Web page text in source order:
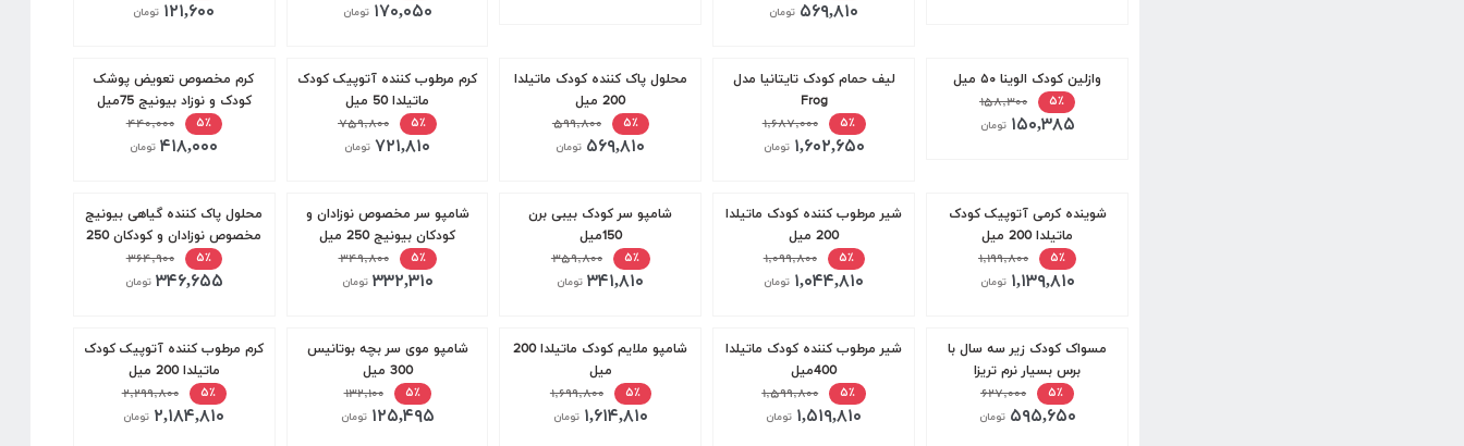
۵۶۹,۸۱۰ تومان ۱۷۰,۰۵۰ تومان ۱۲۱,۶۰۰ تومان
وازلین کودک الوینا ۵۰ میل
۵٪
۱۵۸,۳۰۰
۱۵۰,۳۸۵ تومان
لیف حمام کودک تایتانیا مدل
Frog
۵٪
۱,۶۸۷,۰۰۰
۱,۶۰۲,۶۵۰ تومان
محلول پاک کننده کودک ماتیلدا
200 میل
۵٪
۵۹۹,۸۰۰
۵۶۹,۸۱۰ تومان
کرم مرطوب کننده آتوپیک کودک
ماتیلدا 50 میل
۵٪
۷۵۹,۸۰۰
۷۲۱,۸۱۰ تومان
کرم مخصوص تعویض پوشک
کودک و نوزاد بیونیج 75میل
۵٪
۴۴۰,۰۰۰
۴۱۸,۰۰۰ تومان
شوینده کرمی آتوپیک کودک
ماتیلدا 200 میل
۵٪
۱,۱۹۹,۸۰۰
۱,۱۳۹,۸۱۰ تومان
شیر مرطوب کننده کودک ماتیلدا
200 میل
۵٪
۱,۰۹۹,۸۰۰
۱,۰۴۴,۸۱۰ تومان
شامپو سر کودک بیبی برن
150میل
۵٪
۳۵۹,۸۰۰
۳۴۱,۸۱۰ تومان
شامپو سر مخصوص نوزادان و
کودکان بیونیج 250 میل
۵٪
۳۴۹,۸۰۰
۳۳۲,۳۱۰ تومان
محلول پاک کننده گیاهی بیونیج
مخصوص نوزادان و کودکان 250
میل
۵٪ ۳۶۴,۹۰۰
۳۴۶,۶۵۵ تومان
مسواک کودک زیر سه سال با
برس بسیار نرم تریزا
۵٪
۶۲۷,۰۰۰
۵۹۵,۶۵۰ تومان
شیر مرطوب کننده کودک ماتیلدا
400میل
۵٪
۱,۵۹۹,۸۰۰
۱,۵۱۹,۸۱۰ تومان
شامپو ملایم کودک ماتیلدا 200
میل
۵٪
۱,۶۹۹,۸۰۰
۱,۶۱۴,۸۱۰ تومان
شامپو موی سر بچه بوتانیس
300 میل
۵٪
۱۳۲,۱۰۰
۱۲۵,۴۹۵ تومان
کرم مرطوب کننده آتوپیک کودک
ماتیلدا 200 میل
۵٪
۲,۲۹۹,۸۰۰
۲,۱۸۴,۸۱۰ تومان